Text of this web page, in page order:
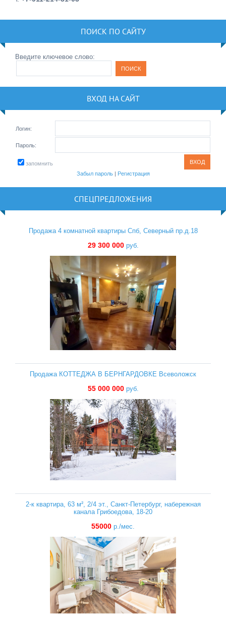
ПОИСК ПО САЙТУ
Введите ключевое слово:
ВХОД НА САЙТ
Логин:
Пароль:
запомнить
Забыл пароль| Регистрация
СПЕЦПРЕДЛОЖЕНИЯ
Продажа 4 комнатной квартиры Спб, Северный пр.д.18
29 300 000руб.
Продажа КОТТЕДЖА В БЕРНГАРДОВКЕ Всеволожск
55 000 000руб.
2-к квартира, 63 м², 2/4 эт., Санкт-Петербург, набережная
канала Грибоедова, 18-20
55000 р./мес.